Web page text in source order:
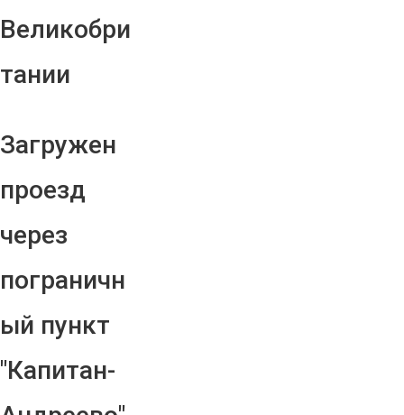
Великобри
тании
Загружен
проезд
через
пограничн
ый пункт
"Капитан-